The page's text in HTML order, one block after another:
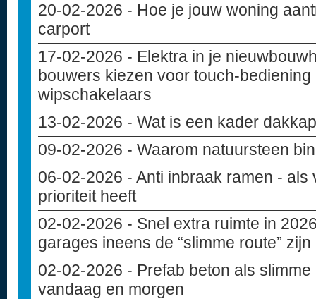
20-02-2026 - Hoe je jouw woning
carport
17-02-2026 - Elektra in je
bouwers kiezen voor touch-bediening
wipschakelaars
13-02-2026 - Wat is een kader
09-02-2026 - Waarom natuursteen
06-02-2026 - Anti inbraak ramen -
prioriteit heeft
02-02-2026 - Snel extra ruimte in
garages ineens de “slimme route” zijn
02-02-2026 - Prefab beton als
vandaag en morgen